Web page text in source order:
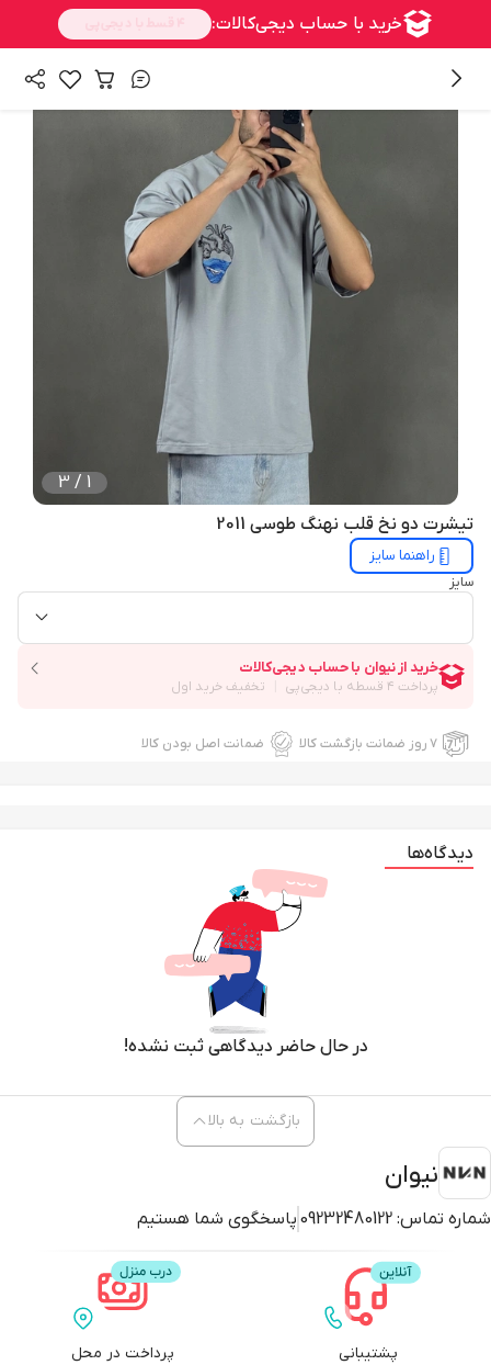
1
/
3
تیشرت دو نخ قلب نهنگ طوسی 2011
راهنما سایز
سایز
۷ روز ضمانت بازگشت کالا ضمانت اصل بودن کالا
دیدگاه‌ها
در حال حاضر دیدگاهی ثبت نشده!
نیوان
شماره تماس: 09232480122 پاسخگوی شما هستیم
بازگشت به بالا
پشتیبانی پرداخت در محل